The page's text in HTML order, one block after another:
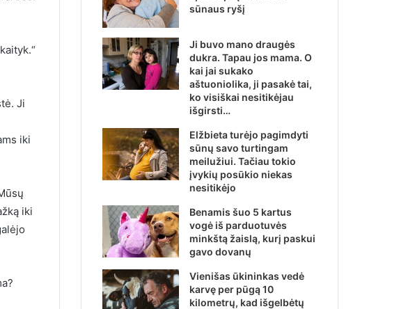
Ji
iki
iki
sūnaus ryšį
Ji buvo mano draugės
dukra. Tapau jos mama. O
kai jai sukako
aštuoniolika, ji pasakė tai,
ko visiškai nesitikėjau
išgirsti…
Elžbieta turėjo pagimdyti
sūnų savo turtingam
meilužiui. Tačiau tokio
įvykių posūkio niekas
nesitikėjo
Benamis šuo 5 kartus
vogė iš parduotuvės
minkštą žaislą, kurį paskui
gavo dovanų
Vienišas ūkininkas vedė
karvę per pūgą 10
kilometrų, kad išgelbėtų